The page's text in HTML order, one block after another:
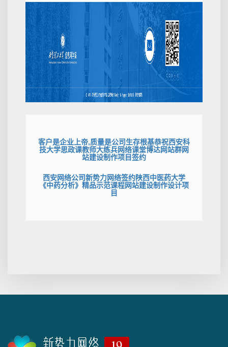
客户是企业上帝,质量是公司生存根基恭祝西安科
技大学思政课教师大练兵网络课堂博达网站群网
站建设制作项目签约
西安网络公司新势力网络签约陕西中医药大学
《中药分析》精品示范课程网站建设制作设计项
目